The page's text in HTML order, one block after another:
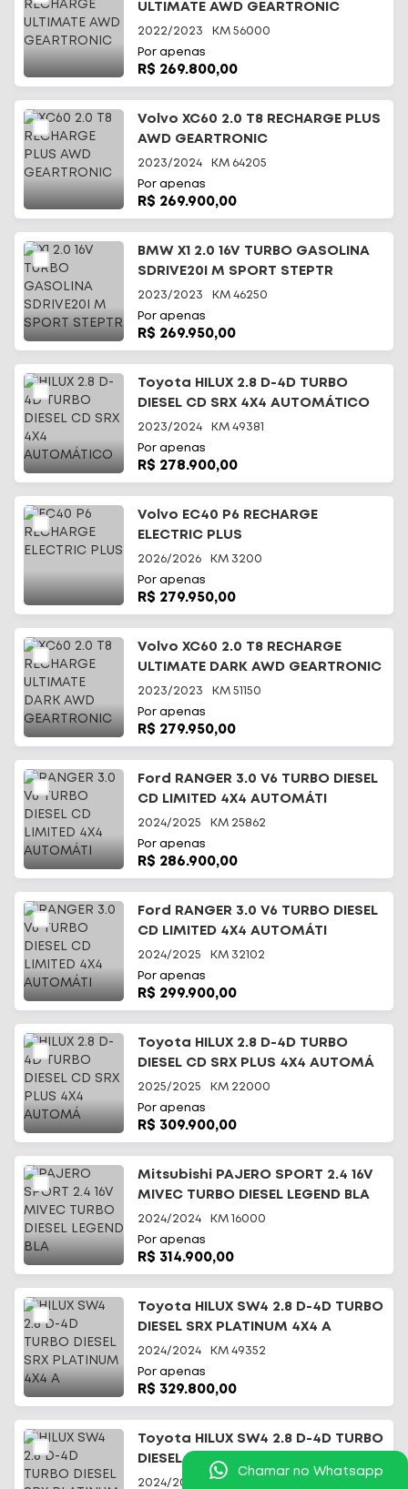
ULTIMATE AWD GEARTRONIC
2022/2023 KM 56000
Por apenas
R$ 269.800,00
Volvo XC60 2.0 T8 RECHARGE PLUS
AWD GEARTRONIC
2023/2024 KM 64205
Por apenas
R$ 269.900,00
BMW X1 2.0 16V TURBO GASOLINA
SDRIVE20I M SPORT STEPTR
2023/2023 KM 46250
Por apenas
R$ 269.950,00
Toyota HILUX 2.8 D-4D TURBO
DIESEL CD SRX 4X4 AUTOMÁTICO
2023/2024 KM 49381
Por apenas
R$ 278.900,00
Volvo EC40 P6 RECHARGE
ELECTRIC PLUS
2026/2026 KM 3200
Por apenas
R$ 279.950,00
Volvo XC60 2.0 T8 RECHARGE
ULTIMATE DARK AWD GEARTRONIC
2023/2023 KM 51150
Por apenas
R$ 279.950,00
Ford RANGER 3.0 V6 TURBO DIESEL
CD LIMITED 4X4 AUTOMÁTI
2024/2025 KM 25862
Por apenas
R$ 286.900,00
Ford RANGER 3.0 V6 TURBO DIESEL
CD LIMITED 4X4 AUTOMÁTI
2024/2025 KM 32102
Por apenas
R$ 299.900,00
Toyota HILUX 2.8 D-4D TURBO
DIESEL CD SRX PLUS 4X4 AUTOMÁ
2025/2025 KM 22000
Por apenas
R$ 309.900,00
Mitsubishi PAJERO SPORT 2.4 16V
MIVEC TURBO DIESEL LEGEND BLA
2024/2024 KM 16000
Por apenas
R$ 314.900,00
Toyota HILUX SW4 2.8 D-4D TURBO
DIESEL SRX PLATINUM 4X4 A
2024/2024 KM 49352
Por apenas
R$ 329.800,00
Toyota HILUX SW4 2.8 D-4D TURBO
DIESEL SRX PLATINUM 7L 4X
2024/2024
Chamar no Whatsapp